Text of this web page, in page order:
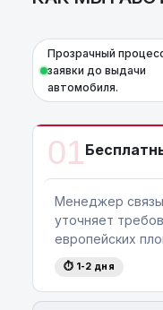
Прозрачный
заявки до выдачи
автомобиля.
01
Менеджер
уточняет
европейских
⏱ 1-2 дня